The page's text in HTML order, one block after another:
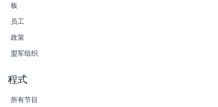
板
员工
政策
盟军组织
程式
所有节目